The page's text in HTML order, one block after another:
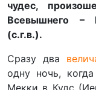
чудес,
Всевышнего –
(с.г.в.).
Сразу два
одну ночь,